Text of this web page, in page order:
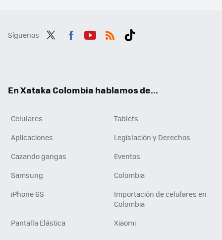
Síguenos
En Xataka Colombia hablamos de...
Celulares
Tablets
Aplicaciones
Legislación y Derechos
Cazando gangas
Eventos
Samsung
Colombia
iPhone 6S
Importación de celulares en
Colombia
Pantalla Elástica
Xiaomi